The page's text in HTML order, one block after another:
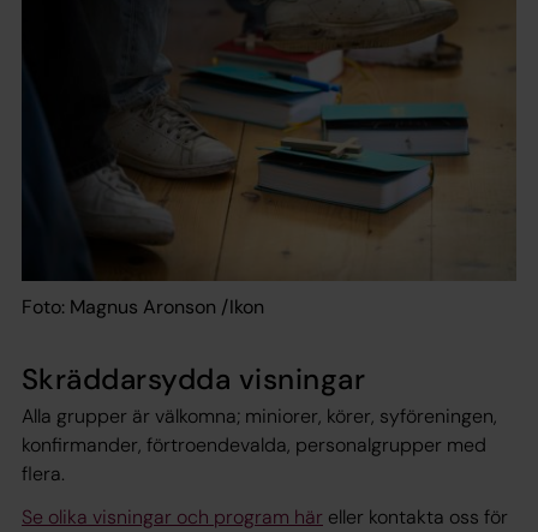
Foto: Magnus Aronson /Ikon
Skräddarsydda visningar
Alla grupper är välkomna; miniorer, körer, syföreningen,
konfirmander, förtroendevalda, personalgrupper med
flera.
Se olika visningar och program här eller kontakta oss för